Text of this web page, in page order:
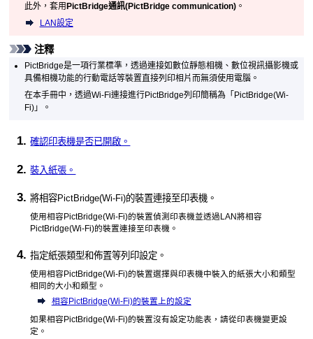
此外，套用 PictBridge通訊(PictBridge communication) 。
LAN設定
注釋
PictBridge是一項行業標準，透過連接如數位靜態相機、數位視訊攝影機或
具備相機功能的行動電話等裝置直接列印相片而無須使用電腦。
在本手冊中，透過Wi-Fi連接進行PictBridge列印簡稱為「 PictBridge(Wi-
Fi)」。
確認印表機是否已開啟。
裝入紙張。
將相容PictBridge(Wi-Fi)的裝置連接至印表機 。
使用相容 PictBridge(Wi-Fi)的裝置偵測印表機並透過LAN將相容
PictBridge(Wi-Fi)的裝置連接至印表機 。
指定紙張類型和佈置等列印設定。
使用相容PictBridge(Wi-Fi)的裝置選擇與印表機中裝入的紙張大小和類型
相同的大小和類型。
相容PictBridge(Wi-Fi)的裝置上的設定
如果相容PictBridge(Wi-Fi)的裝置沒有設定功能表，請從印表機變更設
定。